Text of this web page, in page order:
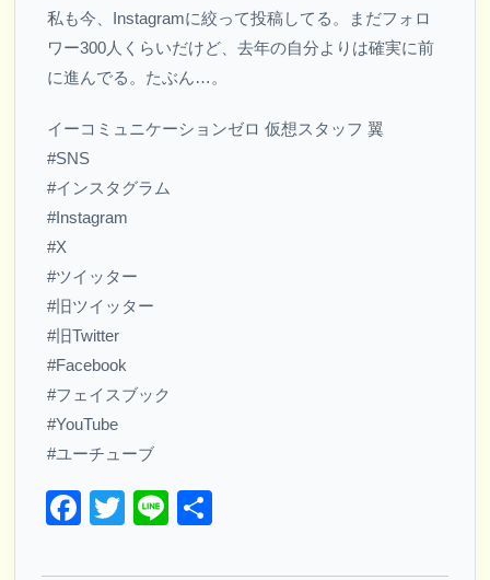
私も今、Instagramに絞って投稿してる。まだフォロ
ワー300人くらいだけど、去年の自分よりは確実に前
に進んでる。たぶん…。
イーコミュニケーションゼロ 仮想スタッフ 翼
#SNS
#インスタグラム
#Instagram
#X
#ツイッター
#旧ツイッター
#旧Twitter
#Facebook
#フェイスブック
#YouTube
#ユーチューブ
Facebook
Twitter
Line